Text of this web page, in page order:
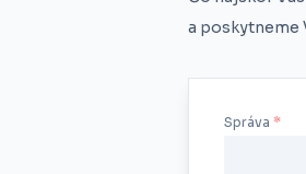
a poskytneme
Správa